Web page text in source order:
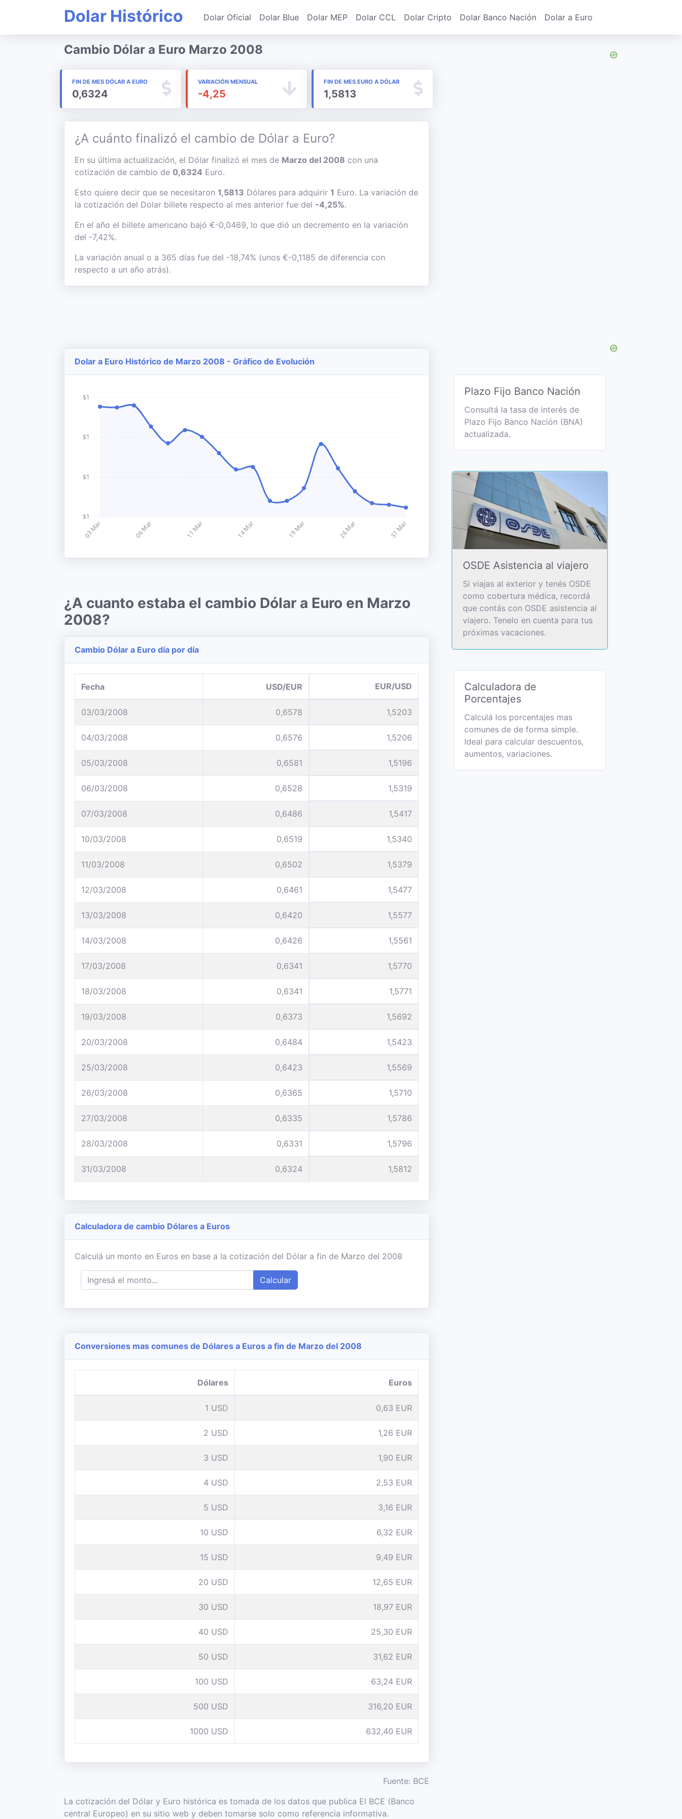
Dolar Histórico Dolar Oficial Dolar Blue Dolar MEP Dolar CCL Dolar Cripto Dolar Banco Nación Dolar a Euro
Cambio Dólar a Euro Marzo 2008
FIN DE MES DÓLAR A EURO
0,6324
VARIACIÓN MENSUAL
-4,25
FIN DE MES EURO A DÓLAR
1,5813
¿A cuánto finalizó el cambio de Dólar a Euro?
En su última actualización, el Dólar finalizó el mes de Marzo del 2008 con una
cotización de cambio de 0,6324 Euro.
Esto quiere decir que se necesitaron 1,5813 Dólares para adquirir 1 Euro. La variación de
la cotización del Dolar billete respecto al mes anterior fue del -4,25%.
En el año el billete americano bajó €-0,0469, lo que dió un decremento en la variación
del -7,42%.
La variación anual o a 365 días fue del -18,74% (unos €-0,1185 de diferencia con
respecto a un año atrás).
Dolar a Euro Histórico de Marzo 2008 - Gráfico de Evolución
¿A cuanto estaba el cambio Dólar a Euro en Marzo
2008?
Cambio Dólar a Euro día por día
Fecha USD/EUR EUR/USD
03/03/2008 0,6578 1,5203
04/03/2008 0,6576 1,5206
05/03/2008 0,6581 1,5196
06/03/2008 0,6528 1,5319
07/03/2008 0,6486 1,5417
10/03/2008 0,6519 1,5340
11/03/2008 0,6502 1,5379
12/03/2008 0,6461 1,5477
13/03/2008 0,6420 1,5577
14/03/2008 0,6426 1,5561
17/03/2008 0,6341 1,5770
18/03/2008 0,6341 1,5771
19/03/2008 0,6373 1,5692
20/03/2008 0,6484 1,5423
25/03/2008 0,6423 1,5569
26/03/2008 0,6365 1,5710
27/03/2008 0,6335 1,5786
28/03/2008 0,6331 1,5796
31/03/2008 0,6324 1,5812
Calculadora de cambio Dólares a Euros
Calculá un monto en Euros en base a la cotización del Dólar a fin de Marzo del 2008
Calcular
Conversiones mas comunes de Dólares a Euros a fin de Marzo del 2008
Dólares Euros
1 USD 0,63 EUR
2 USD 1,26 EUR
3 USD 1,90 EUR
4 USD 2,53 EUR
5 USD 3,16 EUR
10 USD 6,32 EUR
15 USD 9,49 EUR
20 USD 12,65 EUR
30 USD 18,97 EUR
40 USD 25,30 EUR
50 USD 31,62 EUR
100 USD 63,24 EUR
500 USD 316,20 EUR
1000 USD 632,40 EUR
Fuente: BCE
La cotización del Dólar y Euro histórica es tomada de los datos que publica El BCE (Banco
central Europeo) en su sitio web y deben tomarse solo como referencia informativa.
Plazo Fijo Banco Nación
Consultá la tasa de interés de
Plazo Fijo Banco Nación (BNA)
actualizada.
OSDE Asistencia al viajero
Si viajas al exterior y tenés OSDE
como cobertura médica, recordá
que contás con OSDE asistencia al
viajero. Tenelo en cuenta para tus
próximas vacaciones.
Calculadora de
Porcentajes
Calculá los porcentajes mas
comunes de de forma simple.
Ideal para calcular descuentos,
aumentos, variaciones.